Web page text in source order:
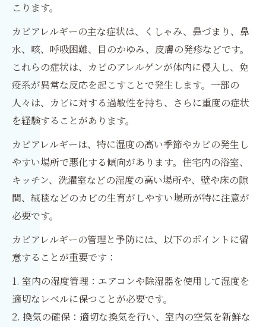
こります。
カビアレルギーの主な症状は、くしゃみ、鼻づまり、鼻
水、咳、呼吸困難、目のかゆみ、皮膚の発疹などです。
これらの症状は、カビのアレルゲンが体内に侵入し、免
疫系が異常な反応を起こすことで発生します。一部の
人々は、カビに対する過敏性を持ち、さらに重度の症状
を経験することがあります。
カビアレルギーは、特に湿度の高い季節やカビの発生し
やすい場所で悪化する傾向があります。住宅内の浴室、
キッチン、洗濯室などの湿度の高い場所や、壁や床の隙
間、絨毯などのカビの生育がしやすい場所が特に注意が
必要です。
カビアレルギーの管理と予防には、以下のポイントに留
意することが重要です：
1. 室内の湿度管理：エアコンや除湿器を使用して湿度を
適切なレベルに保つことが必要です。
2. 換気の確保：適切な換気を行い、室内の空気を新鮮な